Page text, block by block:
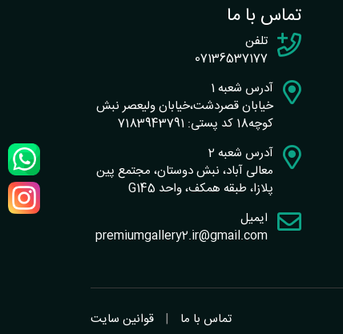
تماس با ما
تلفن
07136537177
آدرس شعبه 1
خیابان قصردشت،خیابان ولیعصر نبش
کوچه18 کد پستی: 7183943791
آدرس شعبه 2
معالی آباد، نبش دوستان، مجتمع پین
پلازا، طبقه همکف، واحد G145
ایمیل
premiumgallery2.ir@gmail.com
تماس با ما | قوانین سایت